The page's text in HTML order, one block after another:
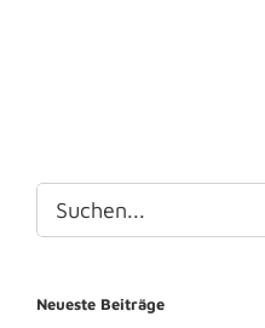
Suche
nach:
Neueste Beiträge